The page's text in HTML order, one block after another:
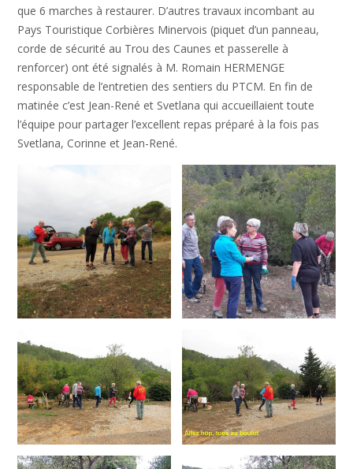
que 6 marches à restaurer. D’autres travaux incombant au
Pays Touristique Corbières Minervois (piquet d’un panneau,
corde de sécurité au Trou des Caunes et passerelle à
renforcer) ont été signalés à M. Romain HERMENGE
responsable de l’entretien des sentiers du PTCM. En fin de
matinée c’est Jean-René et Svetlana qui accueillaient toute
l’équipe pour partager l’excellent repas préparé à la fois pas
Svetlana, Corinne et Jean-René.